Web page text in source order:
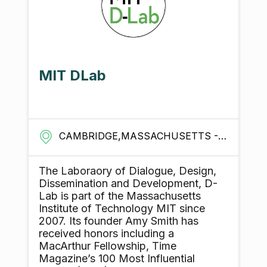
MIT DLab
CAMBRIDGE,MASSACHUSETTS - UNITED STATES
The Laboraory of Dialogue, Design,
Dissemination and Development, D-
Lab is part of the Massachusetts
Institute of Technology MIT since
2007. Its founder Amy Smith has
received honors including a
MacArthur Fellowship, Time
Magazine’s 100 Most Influential